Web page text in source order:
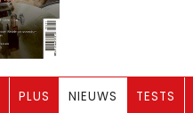
PLUS NIEUWS TESTS